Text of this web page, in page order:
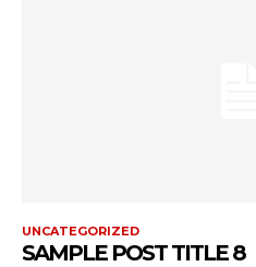
UNCATEGORIZED
SAMPLE POST TITLE 8